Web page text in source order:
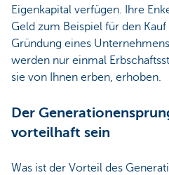
Eigenkapital verfügen. Ihre
Geld zum Beispiel für den
Gründung eines
werden nur einmal
sie von Ihnen erben, erhoben.
Der
vorteilhaft sein
Was ist der Vorteil des